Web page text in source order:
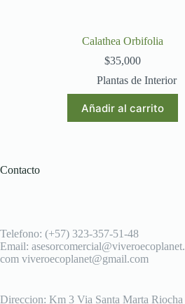
Calathea Orbifolia
$35,000
Plantas de Interior
Añadir al carrito
Contacto
Telefono: (+57) 323-357-51-48
Email: asesorcomercial@viveroecoplanet.
com viveroecoplanet@gmail.com
Direccion: Km 3 Via Santa Marta Riocha